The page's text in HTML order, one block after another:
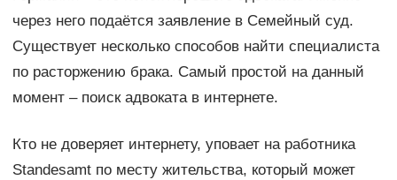
через него подаётся заявление в Семейный суд.
Существует несколько способов найти специалиста
по расторжению брака. Самый простой на данный
момент – поиск адвоката в интернете.
Кто не доверяет интернету, уповает на работника
Standesamt по месту жительства, который может